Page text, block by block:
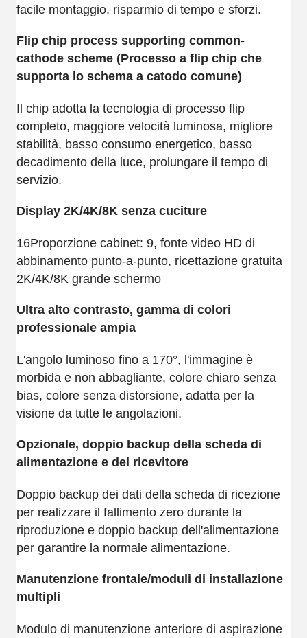
facile montaggio, risparmio di tempo e sforzi.
Flip chip process supporting common-
cathode scheme (Processo a flip chip che
supporta lo schema a catodo comune)
Il chip adotta la tecnologia di processo flip
completo, maggiore velocità luminosa, migliore
stabilità, basso consumo energetico, basso
decadimento della luce, prolungare il tempo di
servizio.
Display 2K/4K/8K senza cuciture
16Proporzione cabinet: 9, fonte video HD di
abbinamento punto-a-punto, ricettazione gratuita
2K/4K/8K grande schermo
Ultra alto contrasto, gamma di colori
professionale ampia
L'angolo luminoso fino a 170°, l'immagine è
morbida e non abbagliante, colore chiaro senza
bias, colore senza distorsione, adatta per la
visione da tutte le angolazioni.
Opzionale, doppio backup della scheda di
alimentazione e del ricevitore
Doppio backup dei dati della scheda di ricezione
per realizzare il fallimento zero durante la
riproduzione e doppio backup dell'alimentazione
per garantire la normale alimentazione.
Manutenzione frontale/moduli di installazione
multipli
Modulo di manutenzione anteriore di aspirazione